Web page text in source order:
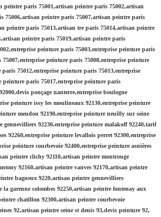
paris 75001,artisan peintre paris 75002,artisan
75006,artisan peintre paris 75007,artisan peintre paris
peintre paris 75013,artisan tre paris 75014,artisan peintre
peintre paris 75019,artisan peintre paris
peinture paris 75003,entreprise peinture paris
peinture paris 75008,entreprise peinture
75012,entreprise peinture paris 75013,entreprise
peinture paris 75017,entreprise peinture paris
ponçage nanterre,entreprise boulogne
peinture issy les moulineaux 92130,entreprise peinture
meudon 92190,entreprise peinture neuilly sur seine
gennevilliers 92230,entreprise peinture malakoff 92240,tarif
92260,entreprise peinture levallois perret 92300,entreprise
peinture courbevoie 92400,entreprise peinture asnières
peintre clichy 92110,artisan peintre montrouge
92160,artisan peintre vanves 92170,artisan peintre
bagneux 9220,artisan peintre gennevilliers
garenne colombes 92250,artisan peintre fontenay aux
chatillon 92300,artisan peintre courbevoie
92,artisan peintre seine st denis 93,devis peinture 92,